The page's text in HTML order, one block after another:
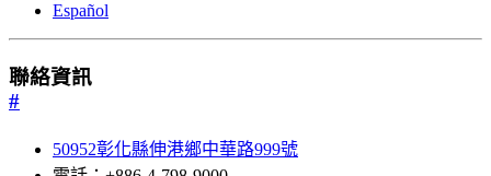
Español
聯絡資訊
#
50952彰化縣伸港鄉中華路999號